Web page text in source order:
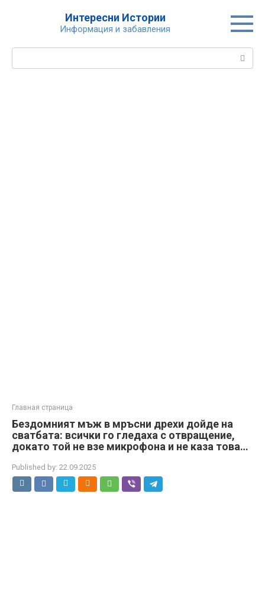
Интересни Истории
Информация и забавления
Search:
Главная страница
Бездомният мъж в мръсни дрехи дойде на
сватбата: всички го гледаха с отвращение,
докато той не взе микрофона и не каза това…
Published by: 22.09.2025